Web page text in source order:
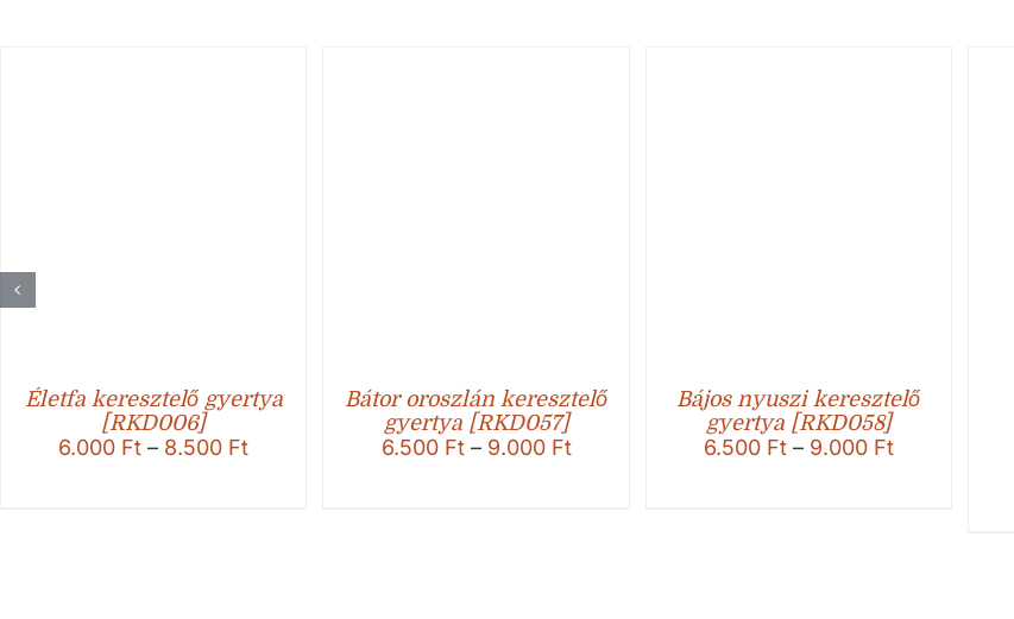
Életfa keresztelő gyertya
[RKD006]
6.000 Ft – 8.500 FtÁrtartomány:
Bátor oroszlán keresztelő
gyertya [RKD057]
6.500 Ft – 9.000 FtÁrtartomány:
Bájos nyuszi keresztelő
gyertya [RKD058]
6.500 Ft – 9.000 FtÁrtartomány: